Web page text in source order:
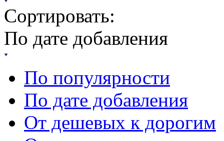
Сортировать:
По дате добавления
По популярности
По дате добавления
От дешевых к дорогим